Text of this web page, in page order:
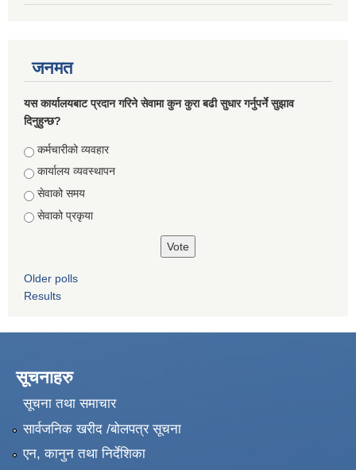
जनमत
यस कार्यालयबाट प्रदान गरिने सेवामा कुन कुरा बढी सुधार गर्नुपर्ने सुझाव
दिनुहुन्छ?
Choices
कर्मचारीको व्यवहार
कार्यालय व्यवस्थापन
सेवाको समय
सेवाको प्रकृया
Older polls
Results
सूचनाहरु
सूचना तथा समाचार
सार्वजनिक खरीद /बोलपत्र सूचना
एन, कानुन तथा निर्देशिका